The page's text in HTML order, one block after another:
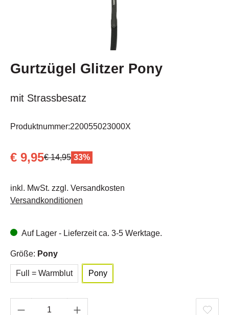
Gurtzügel Glitzer Pony
mit Strassbesatz
Produktnummer:220055023000X
€ 9,95€ 14,95 33%
inkl. MwSt. zzgl. Versandkosten
Versandkonditionen
Auf Lager - Lieferzeit ca. 3-5 Werktage.
Größe: Pony
Full = Warmblut Pony